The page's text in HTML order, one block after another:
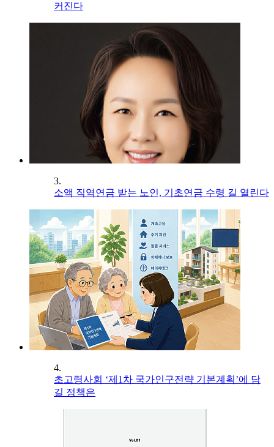
커진다
3.
소액 직역연금 받는 노인, 기초연금 수령 길 열린다
4.
초고령사회 ‘제1차 국가인구전략 기본계획’에 담
길 정책은